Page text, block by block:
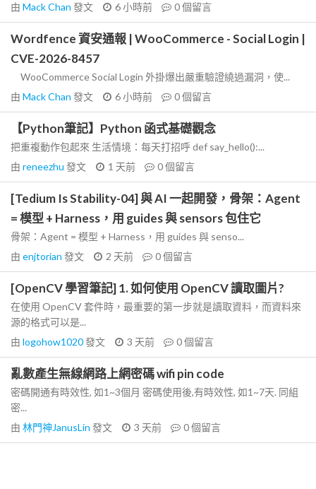
由 Mack Chan 發文 6 小時前 0個留言
Wordfence 資安通報 | WooCommerce - Social Login |
CVE-2026-8457
WooCommerce Social Login 外掛爆出嚴重驗證繞過漏洞，使...
由 Mack Chan 發文 6 小時前 0個留言
【Python筆記】Python 函式基礎觀念
把重複動作包起來 生活情境：每天打招呼 def say_hello():...
由 reneezhu 發文 1 天前 0個留言
[Tedium Is Stability-04] 與 AI 一起開發，骨架：Agent
= 模型 + Harness，用 guides 與 sensors 包住它
骨架：Agent = 模型 + Harness，用 guides 與 senso...
由 enjtorian 發文 2 天前 0個留言
[OpenCV 學習筆記] 1. 如何使用 OpenCV 讀取圖片?
在使用 OpenCV 套件時，最重要的第一步就是讀取資料，而資料來
源的格式可以是...
由 logohow1020發文 3 天前 0個留言
亂數產生無線網路上網密碼 wifi pin code
密碼開通有時效性, 如1~3個月 密碼使用後,有時效性, 如1~7天. 同組
密...
由 林門神JanusLin 發文 3 天前 0個留言